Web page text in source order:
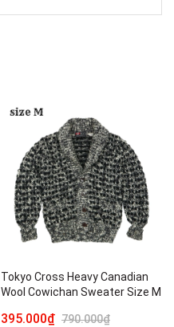
Tokyo Cross Heavy Canadian
Wool Cowichan Sweater Size M
395.000₫ 790.000₫